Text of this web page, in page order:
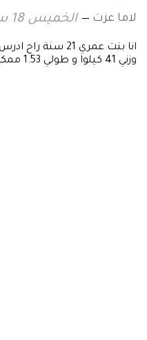
لاما عزت الخميس 18 سبتمبر 2014 19:09
انا بنت عمري 21
وزني 41 كيلوا و طولي 1.53 ممكن وصفة او شئ لزيادة وزني